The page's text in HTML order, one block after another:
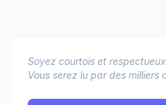
Soyez courtois et
Vous serez lu par des milliers